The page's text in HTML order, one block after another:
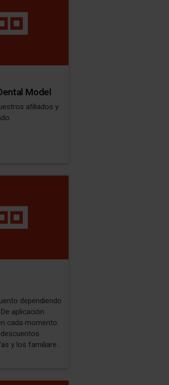
Model
afiliados y
dependiendo
cada momento.
y los familiares